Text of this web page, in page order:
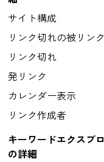
サイト構成
リンク切れの被リン
リンク切れ
発リンク
カレンダー表示
リンク作成者
キーワードエクスプ
の詳細